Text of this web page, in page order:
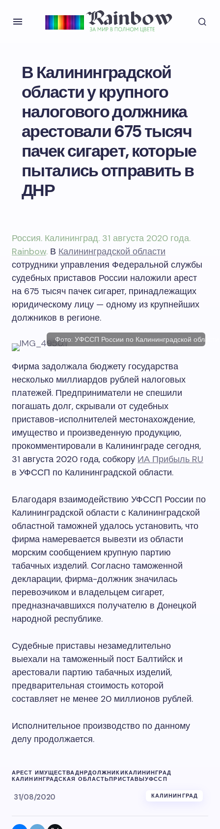
В Калининградской
области у крупного
налогового должника
арестовали 675 тысяч
пачек сигарет, которые
пытались отправить в
ДНР
Россия. Калининград. 31 августа 2020 года.
Rainbow. В Калининградской области
сотрудники управления Федеральной службы
судебных приставов России наложили арест
на 675 тысяч пачек сигарет, принадлежащих
юридическому лицу — одному из крупнейших
должников в регионе.
Фото: УФССП России по Калининградской области.
Фирма задолжала бюджету государства
несколько миллиардов рублей налоговых
платежей. Предприниматели не спешили
погашать долг, скрывали от судебных
приставов-исполнителей местонахождение,
имущество и произведенную продукцию,
прокомментировали в Калининграде сегодня,
31 августа 2020 года, собкору ИА Прибыль RU
в УФССП по Калининградской области.
Благодаря взаимодействию УФССП России по
Калининградской области с Калининградской
областной таможней удалось установить, что
фирма намеревается вывезти из области
морским сообщением крупную партию
табачных изделий. Согласно таможенной
декларации, фирма-должник значилась
перевозчиком и владельцем сигарет,
предназначавшихся получателю в Донецкой
народной республике.
Судебные приставы незамедлительно
выехали на таможенный пост Балтийск и
арестовали партию табачных изделий,
предварительная стоимость которой
составляет не менее 20 миллионов рублей.
Исполнительное производство по данному
делу продолжается.
АРЕСТ ИМУЩЕСТВАДНРДОЛЖНИКИКАЛИНИНГРАД
КАЛИНИНГРАДСКАЯ ОБЛАСТЬПРИСТАВЫУФССП
31/08/2020 КАЛИНИНГРАД